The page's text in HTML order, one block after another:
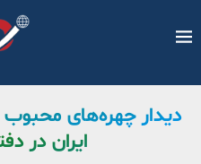
دیدار چهره‌های محبوب
ایران در